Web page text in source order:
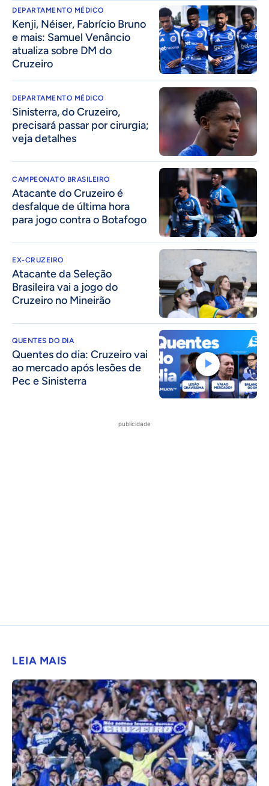
DEPARTAMENTO MÉDICO
Kenji, Néiser, Fabrício Bruno
e mais: Samuel Venâncio
atualiza sobre DM do
Cruzeiro
DEPARTAMENTO MÉDICO
Sinisterra, do Cruzeiro,
precisará passar por cirurgia;
veja detalhes
CAMPEONATO BRASILEIRO
Atacante do Cruzeiro é
desfalque de última hora
para jogo contra o Botafogo
EX-CRUZEIRO
Atacante da Seleção
Brasileira vai a jogo do
Cruzeiro no Mineirão
QUENTES DO DIA
Quentes do dia: Cruzeiro vai
ao mercado após lesões de
Pec e Sinisterra
publicidade
LEIA MAIS